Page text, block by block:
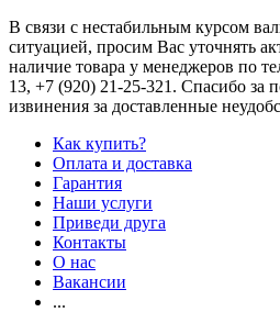
В связи с нестабильным курсом
ситуацией, просим Вас уточнять
наличие товара у менеджеров по
13, +7 (920) 21-25-321 . Спасибо за
извинения за доставленные
Как купить?
Оплата и доставка
Гарантия
Наши услуги
Приведи друга
Контакты
О нас
Вакансии
...